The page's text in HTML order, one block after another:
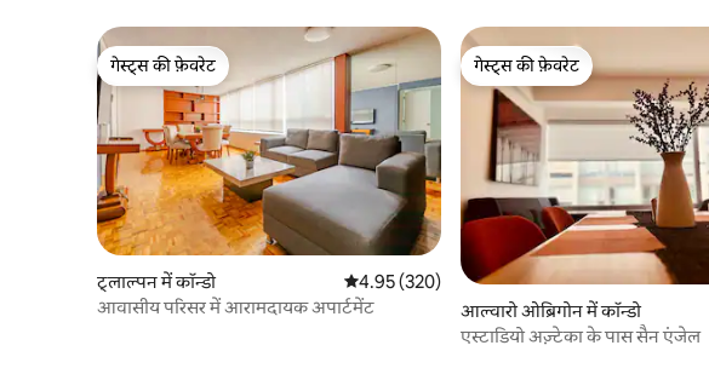
गेस्ट्स की फ़ेवरेट
गेस्ट्स की फ़ेवरेट
ट्लाल्पन में कॉन्डो औसत रेटिंग 5 में से 4.95, 320 समीक्षाएँ
4.95 (320)
आवासीय परिसर में आरामदायक अपार्टमेंट
गेस्ट्स की फ़ेवरेट
गेस्ट्स की फ़ेवरेट
आल्वारो ओब्रिगोन में कॉन्डो
एस्टाडियो अज़्टेका के पास सैन एंजेल